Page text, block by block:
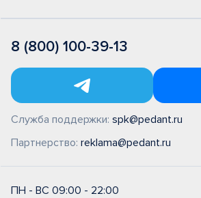
8 (800) 100-39-13
Служба поддержки: spk@pedant.ru
Партнерство: reklama@pedant.ru
ПН - ВС 09:00 - 22:00